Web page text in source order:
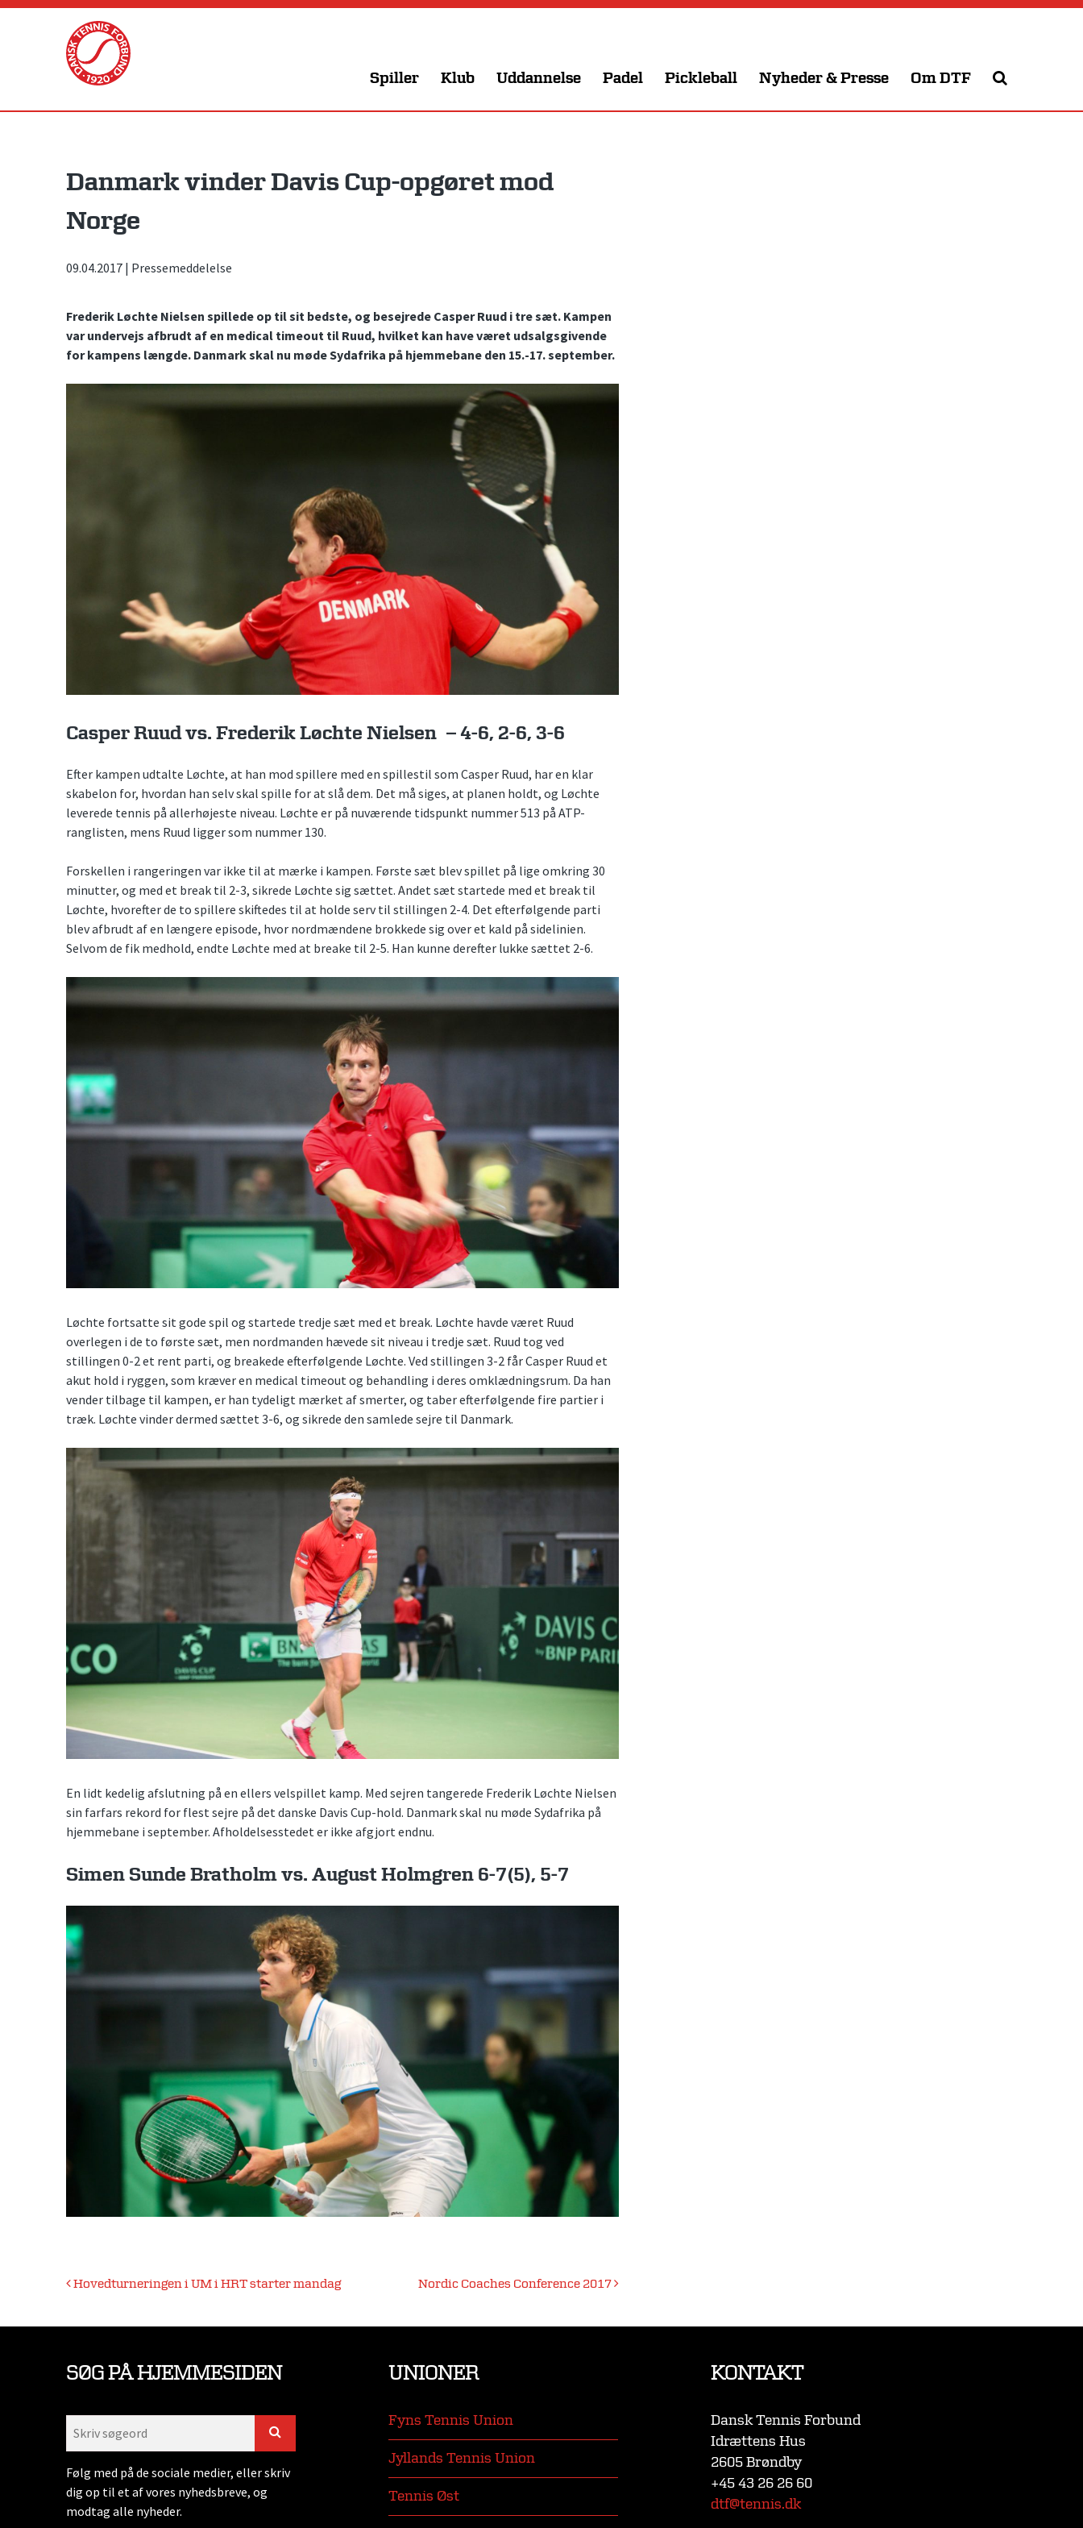
Skip
Spiller Klub Uddannelse Padel Pickleball Nyheder & Presse Om DTF
Danmark vinder Davis Cup-opgøret mod
Norge
09.04.2017 | Pressemeddelelse
Frederik Løchte Nielsen spillede op til sit bedste, og besejrede Casper Ruud i tre sæt. Kampen
var undervejs afbrudt af en medical timeout til Ruud, hvilket kan have været udsalgsgivende
for kampens længde. Danmark skal nu møde Sydafrika på hjemmebane den 15.-17. september.
Casper Ruud vs. Frederik Løchte Nielsen – 4-6, 2-6, 3-6
Efter kampen udtalte Løchte, at han mod spillere med en spillestil som Casper Ruud, har en klar
skabelon for, hvordan han selv skal spille for at slå dem. Det må siges, at planen holdt, og Løchte
leverede tennis på allerhøjeste niveau. Løchte er på nuværende tidspunkt nummer 513 på ATP-
ranglisten, mens Ruud ligger som nummer 130.
Forskellen i rangeringen var ikke til at mærke i kampen. Første sæt blev spillet på lige omkring 30
minutter, og med et break til 2-3, sikrede Løchte sig sættet. Andet sæt startede med et break til
Løchte, hvorefter de to spillere skiftedes til at holde serv til stillingen 2-4. Det efterfølgende parti
blev afbrudt af en længere episode, hvor nordmændene brokkede sig over et kald på sidelinien.
Selvom de fik medhold, endte Løchte med at breake til 2-5. Han kunne derefter lukke sættet 2-6.
Løchte fortsatte sit gode spil og startede tredje sæt med et break. Løchte havde været Ruud
overlegen i de to første sæt, men nordmanden hævede sit niveau i tredje sæt. Ruud tog ved
stillingen 0-2 et rent parti, og breakede efterfølgende Løchte. Ved stillingen 3-2 får Casper Ruud et
akut hold i ryggen, som kræver en medical timeout og behandling i deres omklædningsrum. Da han
vender tilbage til kampen, er han tydeligt mærket af smerter, og taber efterfølgende fire partier i
træk. Løchte vinder dermed sættet 3-6, og sikrede den samlede sejre til Danmark.
En lidt kedelig afslutning på en ellers velspillet kamp. Med sejren tangerede Frederik Løchte Nielsen
sin farfars rekord for flest sejre på det danske Davis Cup-hold. Danmark skal nu møde Sydafrika på
hjemmebane i september. Afholdelsesstedet er ikke afgjort endnu.
Simen Sunde Bratholm vs. August Holmgren 6-7(5), 5-7
Indlægsnavigation
Hovedturneringen i UM i HRT starter mandag Nordic Coaches Conference 2017
SØG PÅ HJEMMESIDEN
Følg med på de sociale medier, eller skriv
dig op til et af vores nyhedsbreve, og
modtag alle nyheder.
UNIONER
Fyns Tennis Union
Jyllands Tennis Union
Tennis Øst
KONTAKT
Dansk Tennis Forbund
Idrættens Hus
2605 Brøndby
+45 43 26 26 60
dtf@tennis.dk